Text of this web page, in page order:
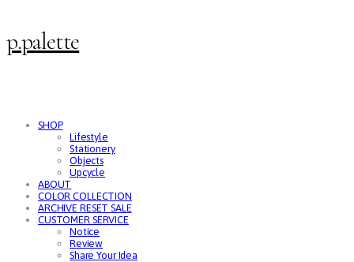
p.palette
SHOP
Lifestyle
Stationery
Objects
Upcycle
ABOUT
COLOR COLLECTION
ARCHIVE RESET SALE
CUSTOMER SERVICE
Notice
Review
Share Your Idea